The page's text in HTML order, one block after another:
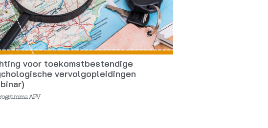
voor toekomstbestendige
vervolgopleidingen
APV